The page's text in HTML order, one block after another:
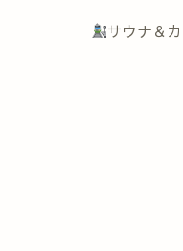
サウナ＆